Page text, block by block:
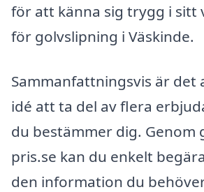
för att känna sig trygg i sitt
för golvslipning i Väskinde.
Sammanfattningsvis är det
idé att ta del av flera
du bestämmer dig. Genom
pris.se kan du enkelt
den information du